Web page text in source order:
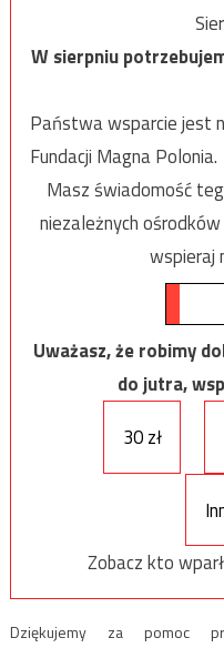
W sierpniu
Państwa wsparcie jest
Fundacji Magna Polonia.
Masz świadomość
niezależnych
wspieraj
Uważasz, że robimy
do jutra,
30 zł
Zobacz kto
Dziękujemy za pomoc